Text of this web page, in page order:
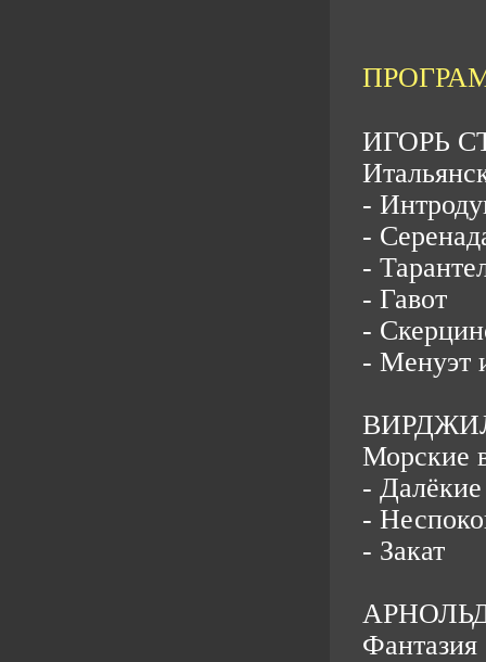
ИГОРЬ
-
-
-
- Гавот
-
- Менуэт
Морские
-
-
- Закат